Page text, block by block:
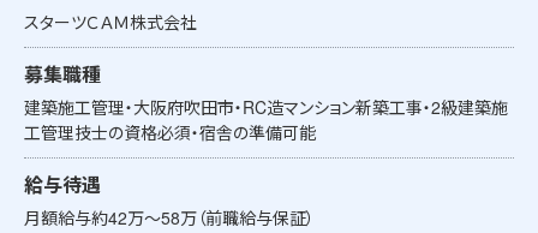
スターツＣＡＭ株式会社
募集職種
建築施工管理・大阪府吹田市・RC造マンション新築工事・2級建築施
工管理技士の資格必須・宿舎の準備可能
給与待遇
月額給与約42万～58万（前職給与保証）